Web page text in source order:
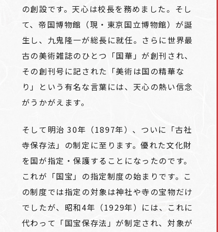
の創設です。天心は校長を務めました。そし
て、帝国博物館（現・東京国立博物館）が誕
生し、九鬼隆一が総長に就任。さらに世界最
古の美術雑誌のひとつ「国華」が創刊され、
その創刊号に記された「美術は国の精華な
り」という有名な言葉には、天心の熱い信念
がうかがえます。
そして明治 30年（1897年）、ついに「古社
寺保存法」の制定に至ります。優れた文化財
を国が指定・保護することになったのです。
これが「国宝」の指定制度の始まりです。こ
の制度では指定の対象は神社や寺の宝物だけ
でしたが、昭和4年（1929年）には、これに
代わって「国宝保存法」が制定され、対象が